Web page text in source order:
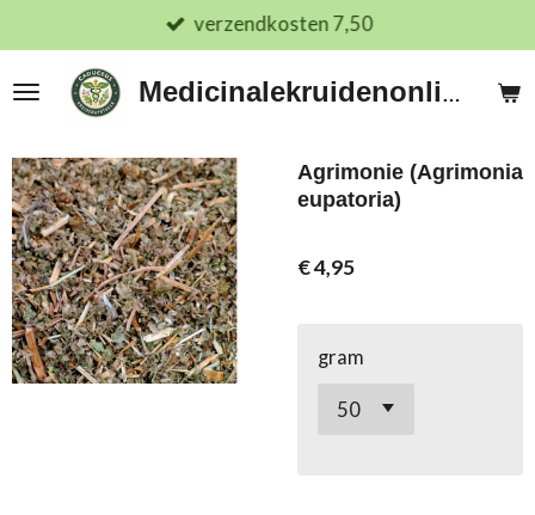
direct
naar
Medicinalekruidenonline.nl
verzendkosten 7,50
Agrimonie (Agrimonia
eupatoria)
€ 4,95
gram